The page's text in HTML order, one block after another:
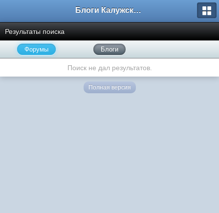
Блоги Калужского перекрестка
Результаты поиска
Форумы Блоги
Поиск не дал результатов.
Полная версия